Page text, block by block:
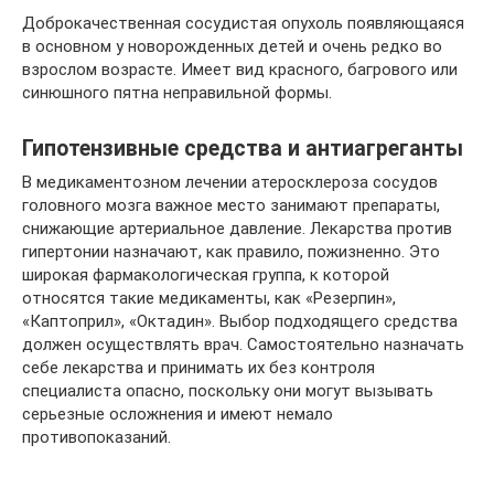
Доброкачественная сосудистая опухоль появляющаяся
в основном у новорожденных детей и очень редко во
взрослом возрасте. Имеет вид красного, багрового или
синюшного пятна неправильной формы.
Гипотензивные средства и антиагреганты
В медикаментозном лечении атеросклероза сосудов
головного мозга важное место занимают препараты,
снижающие артериальное давление. Лекарства против
гипертонии назначают, как правило, пожизненно. Это
широкая фармакологическая группа, к которой
относятся такие медикаменты, как «Резерпин»,
«Каптоприл», «Октадин». Выбор подходящего средства
должен осуществлять врач. Самостоятельно назначать
себе лекарства и принимать их без контроля
специалиста опасно, поскольку они могут вызывать
серьезные осложнения и имеют немало
противопоказаний.